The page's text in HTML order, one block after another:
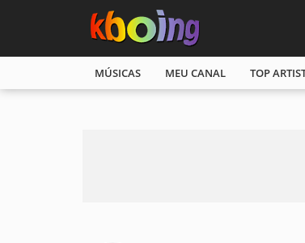
MÚSICAS MEU CANAL TOP